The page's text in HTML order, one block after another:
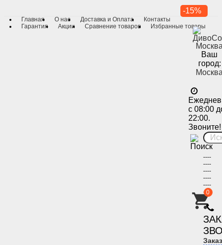
Главная О нас Доставка и Оплата
Контакты
Гарантия
Акции Сравнение товаров Избранные товары
Ваш
город:
с 08:00
22:00.
Звоните!
----
----
----
----
----
----
0
-15%